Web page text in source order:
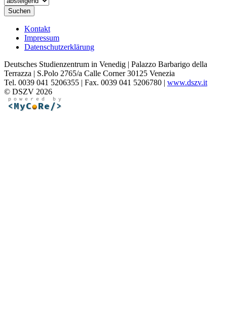
Suchen
Kontakt
Impressum
Datenschutzerklärung
Deutsches Studienzentrum in Venedig | Palazzo Barbarigo della
Terrazza | S.Polo 2765/a Calle Corner 30125 Venezia
Tel. 0039 041 5206355 | Fax. 0039 041 5206780 | www.dszv.it
© DSZV 2026